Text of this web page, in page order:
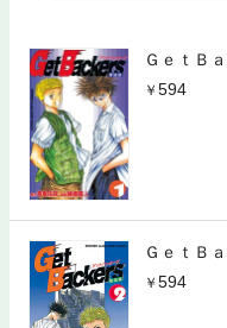
ＧｅｔＢ
594
ＧｅｔＢ
594